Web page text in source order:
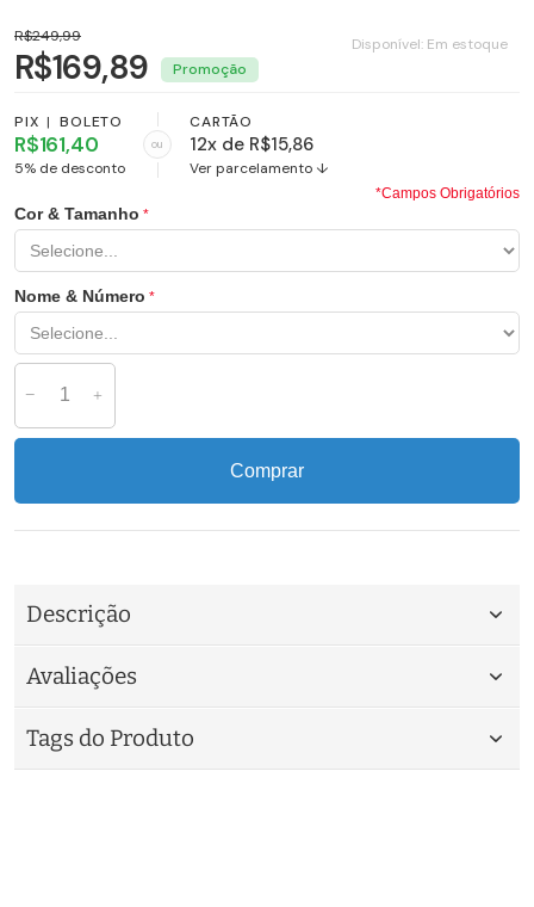
Disponível: Em estoque
R$249,99
R$169,89
PIX | BOLETO
R$161,40
5% de desconto
ou
CARTÃO
12x de R$15,86
Ver parcelamento ↓
Cor & Tamanho
Nome & Número
*Campos Obrigatórios
Comprar
Descrição
Avaliações
Tags do Produto